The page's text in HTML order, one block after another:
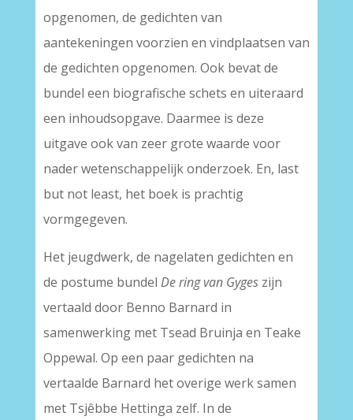
opgenomen, de gedichten van
aantekeningen voorzien en vindplaatsen van
de gedichten opgenomen. Ook bevat de
bundel een biografische schets en uiteraard
een inhoudsopgave. Daarmee is deze
uitgave ook van zeer grote waarde voor
nader wetenschappelijk onderzoek. En, last
but not least, het boek is prachtig
vormgegeven.
Het jeugdwerk, de nagelaten gedichten en
de postume bundel De ring van Gygeszijn
vertaald door Benno Barnard in
samenwerking met Tsead Bruinja en Teake
Oppewal. Op een paar gedichten na
vertaalde Barnard het overige werk samen
met Tsjêbbe Hettinga zelf. In de